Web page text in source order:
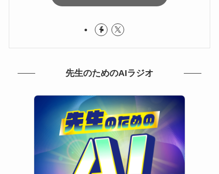
先生のためのAIラジオ